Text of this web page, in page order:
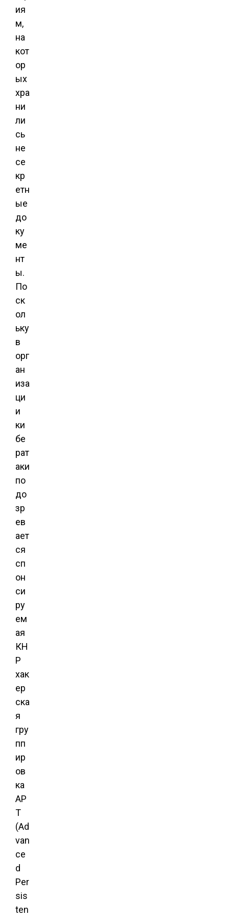
ия
м,
на
кот
ор
ых
хра
ни
ли
сь
не
се
кр
етн
ые
до
ку
ме
нт
ы.
По
ск
ол
ьку
в
орг
ан
иза
ци
и
ки
бе
рат
аки
по
до
зр
ев
ает
ся
сп
он
си
ру
ем
ая
КН
Р
хак
ер
ска
я
гру
пп
ир
ов
ка
AP
T
(Ad
van
ce
d
Per
sis
ten